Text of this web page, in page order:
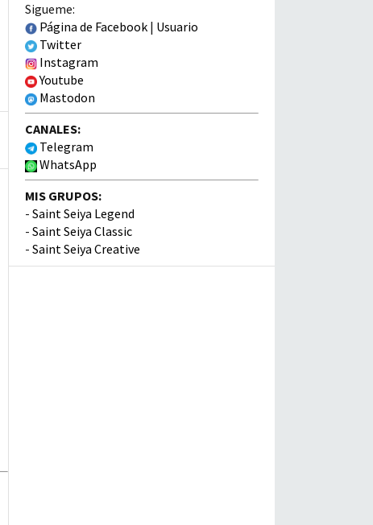
Sigueme:
Página de Facebook | Usuario
Twitter
Instagram
Youtube
Mastodon
CANALES:
Telegram
WhatsApp
MIS GRUPOS:
- Saint Seiya Legend
- Saint Seiya Classic
- Saint Seiya Creative